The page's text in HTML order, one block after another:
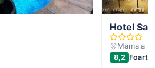
Hotel
Mamaia
8,2 Foarte